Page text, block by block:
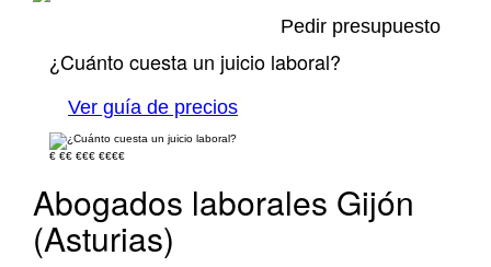
Pedir presupuesto
¿Cuánto cuesta un juicio laboral?
Ver guía de precios
€ €€ €€€ €€€€
Abogados laborales Gijón
(Asturias)